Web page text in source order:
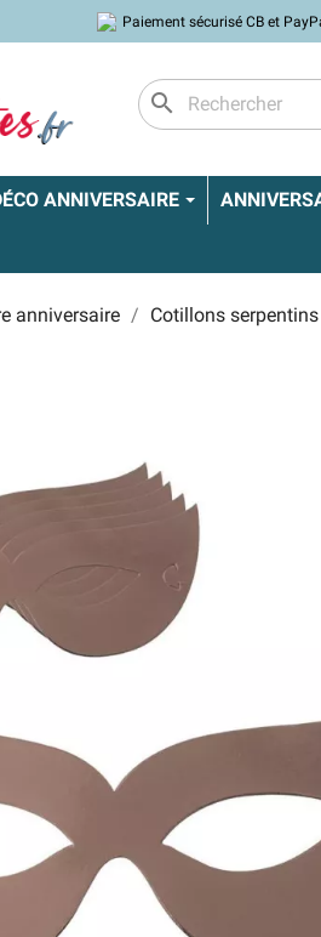
Paiement sécurisé CB et
search
ANNIVERSAIRE
anniversaire Cotillons